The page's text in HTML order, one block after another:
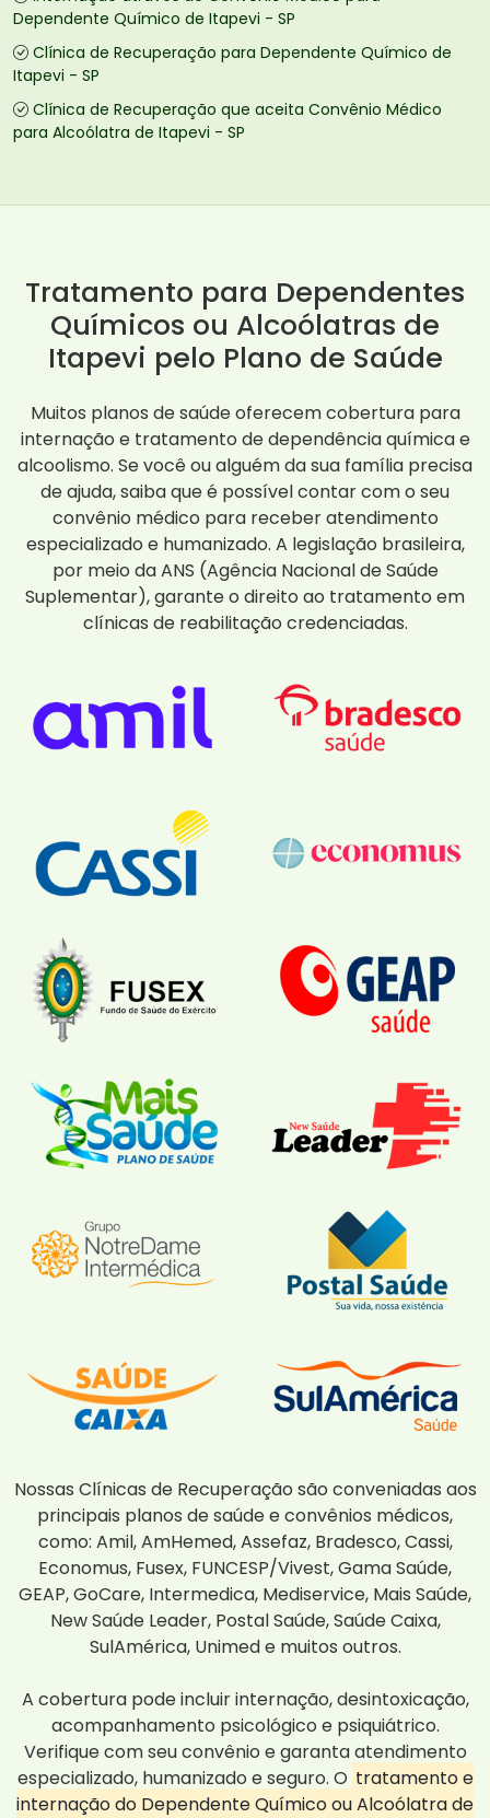
Dependente Químico de Itapevi - SP
Clínica de Recuperação para Dependente Químico de
Itapevi - SP
Clínica de Recuperação que aceita Convênio Médico
para Alcoólatra de Itapevi - SP
Tratamento para Dependentes
Químicos ou Alcoólatras de
Itapevi pelo Plano de Saúde
Muitos planos de saúde oferecem cobertura para
internação e tratamento de dependência química e
alcoolismo. Se você ou alguém da sua família precisa
de ajuda, saiba que é possível contar com o seu
convênio médico para receber atendimento
especializado e humanizado. A legislação brasileira,
por meio da ANS (Agência Nacional de Saúde
Suplementar), garante o direito ao tratamento em
clínicas de reabilitação credenciadas.
Nossas Clínicas de Recuperação são conveniadas aos
principais planos de saúde e convênios médicos,
como: Amil, AmHemed, Assefaz, Bradesco, Cassi,
Economus, Fusex, FUNCESP/Vivest, Gama Saúde,
GEAP, GoCare, Intermedica, Mediservice, Mais Saúde,
New Saúde Leader, Postal Saúde, Saúde Caixa,
SulAmérica, Unimed e muitos outros.
A cobertura pode incluir internação, desintoxicação,
acompanhamento psicológico e psiquiátrico.
Verifique com seu convênio e garanta atendimento
especializado, humanizado e seguro. O tratamento e
internação do Dependente Químico ou Alcoólatra de